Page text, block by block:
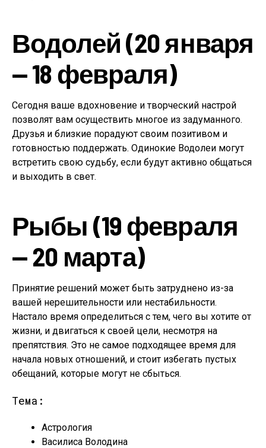
Водолей (20 января
— 18 февраля)
Сегодня ваше вдохновение и творческий настрой
позволят вам осуществить многое из задуманного.
Друзья и близкие порадуют своим позитивом и
готовностью поддержать. Одинокие Водолеи могут
встретить свою судьбу, если будут активно общаться
и выходить в свет.
Рыбы (19 февраля
— 20 марта)
Принятие решений может быть затруднено из-за
вашей нерешительности или нестабильности.
Настало время определиться с тем, чего вы хотите от
жизни, и двигаться к своей цели, несмотря на
препятствия. Это не самое подходящее время для
начала новых отношений, и стоит избегать пустых
обещаний, которые могут не сбыться.
Тема:
Астрология
Василиса Володина